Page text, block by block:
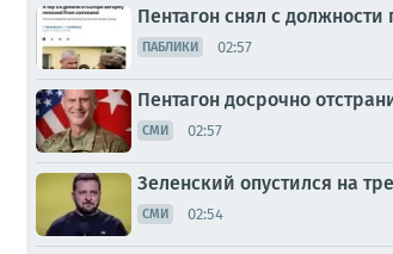
Пентагон снял с
ПАБЛИКИ 02:57
Пентагон досрочно
СМИ 02:57
Зеленский опустился на
СМИ 02:54